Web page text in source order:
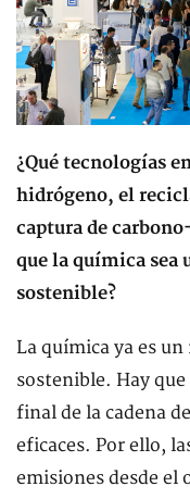
¿Qué tecnologías
hidrógeno, el
captura de
que la química sea
sostenible?
La química ya es
sostenible. Hay
final de la cadena
eficaces. Por ello,
emisiones desde el